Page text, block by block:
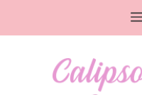
al